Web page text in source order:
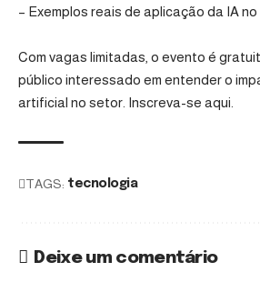
– Exemplos reais de aplicação da IA no
Com vagas limitadas, o evento é
público interessado em entender o
artificial no setor. Inscreva-se aqui
TAGS: tecnologia
Deixe um comentário